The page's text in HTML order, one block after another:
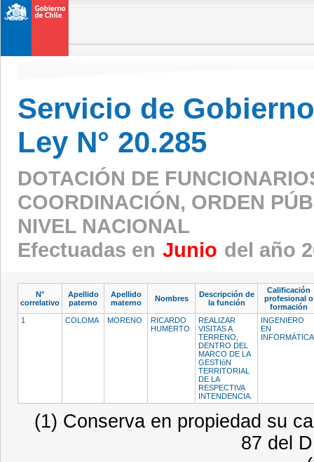
Servicio de
Ley N° 20.285
DOTACIÓN DE
COORDINACIÓN, ORDEN
NIVEL NACIONAL
Efectuadas en Junio del año
N°
correlativo
Apellido
paterno
Apellido
materno
Nombres
Descripción de
la función
Calificación
profesional o
formación
1
COLOMA MORENO
RICARDO
HUMERTO
REALIZAR
VISITAS A
TERRENO,
DENTRO DEL
MARCO DE LA
GESTIóN
TERRITORIAL
DE LA
RESPECTIVA
INTENDENCIA.
INGENIERO
EN
(1) Conserva en propiedad su
87 del